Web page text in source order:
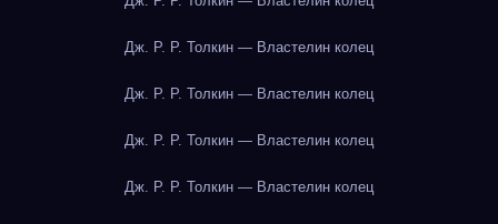
Дж. Р. Р. Толкин — Властелин колец
Дж. Р. Р. Толкин — Властелин колец
Дж. Р. Р. Толкин — Властелин колец
Дж. Р. Р. Толкин — Властелин колец